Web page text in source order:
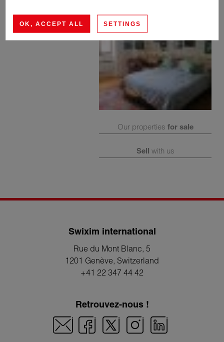
Our properties for sale
Sell with us
Swixim international
Rue du Mont Blanc, 5
1201 Genève, Switzerland
+41 22 347 44 42
Retrouvez-nous !
OK, ACCEPT ALL SETTINGS